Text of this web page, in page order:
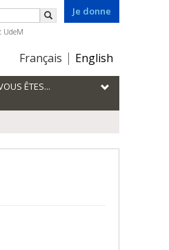
Je donne
Choix
la
langue
Français English
Rechercher
ÊTES...